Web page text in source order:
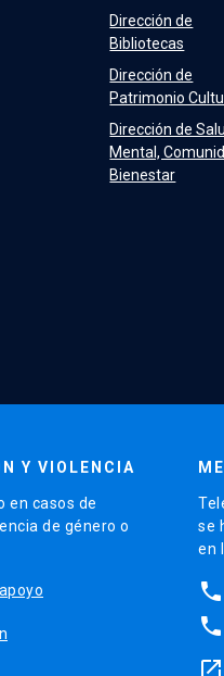
Dirección de
Bibliotecas
Dirección de
Patrimonio
Dirección de
Mental,
Bienestar
Y VIOLENCIA
en casos de
de género o
se
en
phone
phone
launch